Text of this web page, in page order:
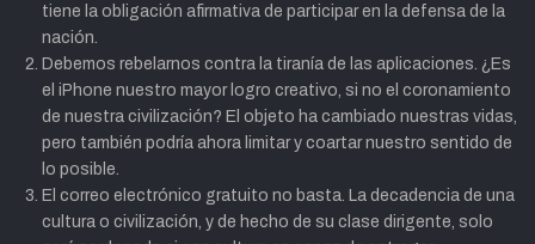
tiene la obligación afirmativa de participar en la defensa de la
nación.
Debemos rebelarnos contra la tiranía de las aplicaciones. ¿Es
el iPhone nuestro mayor logro creativo, si no el coronamiento
de nuestra civilización? El objeto ha cambiado nuestras vidas,
pero también podría ahora limitar y coartar nuestro sentido de
lo posible.
El correo electrónico gratuito no basta. La decadencia de una
cultura o civilización, y de hecho de su clase dirigente, solo